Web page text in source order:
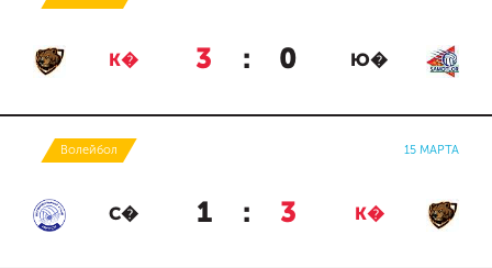
К� 3 : 0 Ю�
Волейбол 15 МАРТА
С� 1 : 3 К�